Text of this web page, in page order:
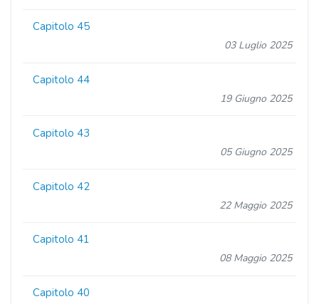
Capitolo 45
03 Luglio 2025
Capitolo 44
19 Giugno 2025
Capitolo 43
05 Giugno 2025
Capitolo 42
22 Maggio 2025
Capitolo 41
08 Maggio 2025
Capitolo 40